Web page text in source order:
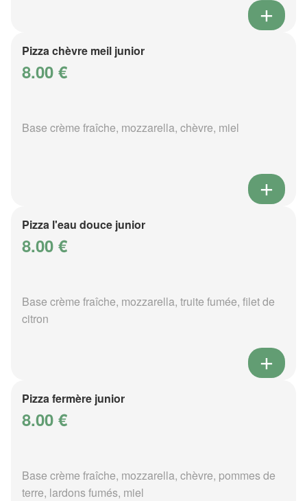
Pizza chèvre meil junior
8.00 €
Base crème fraîche, mozzarella, chèvre, miel
Pizza l'eau douce junior
8.00 €
Base crème fraîche, mozzarella, truite fumée, filet de
citron
Pizza fermère junior
8.00 €
Base crème fraîche, mozzarella, chèvre, pommes de
terre, lardons fumés, miel